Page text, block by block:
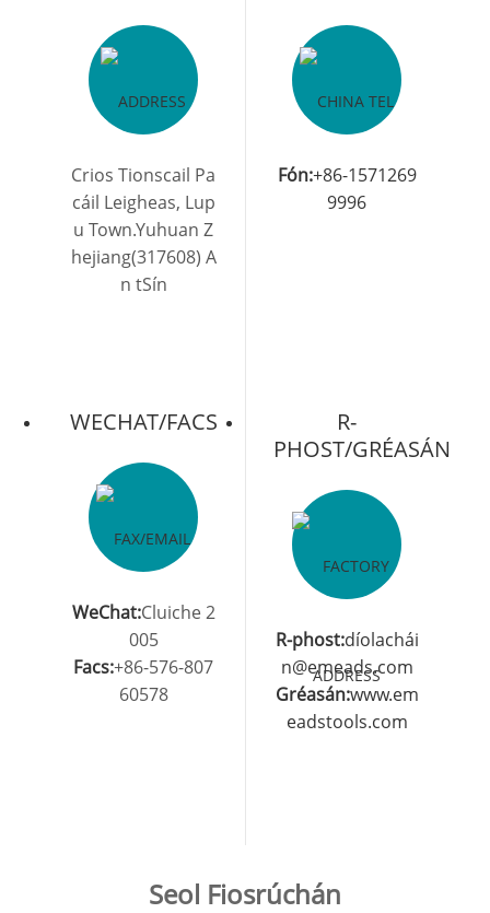
Crios Tionscail Pa
cáil Leigheas, Lup
u Town.Yuhuan Z
hejiang(317608) A
n tSín
Fón:+86-1571269
9996
WECHAT/FACS
WeChat:Cluiche 2
005
Facs:+86-576-807
60578
R-
PHOST/GRÉASÁN
R-phost:díolachái
n@emeads.com
Gréasán:www.em
eadstools.com
Seol Fiosrúchán